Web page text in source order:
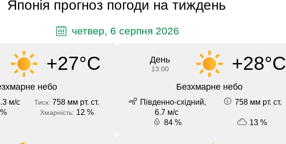
Японія прогноз погоди на тиждень
четвер, 6 серпня 2026
+27°C
небо
м/с Тиск: 758 мм рт. ст.
Хмарність: 12 %
День
13:00 +28°C
Безхмарне небо
Південно-східний,
6.7 м/с
758 мм рт. ст.
84 % 13 %